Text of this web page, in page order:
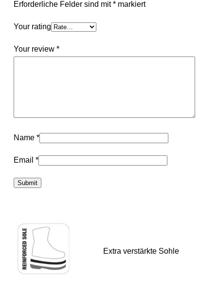
Erforderliche Felder sind mit* markiert
Your rating
Your review *
Name *
Email *
Extra verstärkte Sohle